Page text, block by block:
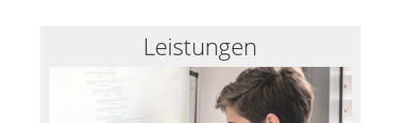
Leistungen